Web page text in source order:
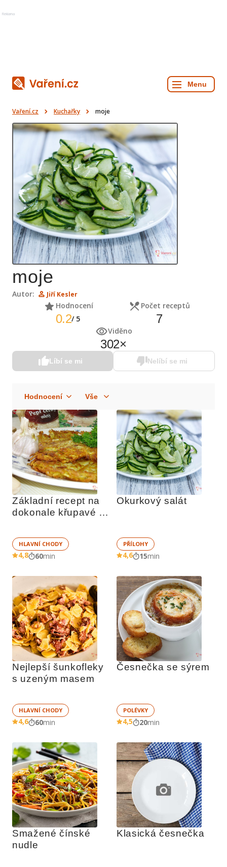
Reklama
Vaření.cz Kuchařky moje
moje
Autor: Jiří Kesler
Hodnocení
0.2/ 5
Počet receptů
7
Viděno
302×
Líbí se mi Nelíbí se mi
Základní recept na
dokonale křupavé
HLAVNÍ CHODY
4,8 60min
Okurkový salát
PŘÍLOHY
4,6 15min
Nejlepší šunkofleky
s uzeným masem
HLAVNÍ CHODY
4,6 60min
Česnečka se sýrem
POLÉVKY
4,5 20min
Smažené čínské
nudle
Klasická česnečka